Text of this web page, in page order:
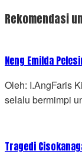
Rekomendasi
Neng Emilda
Oleh: I.AngFaris
selalu bermimpi
Tragedi